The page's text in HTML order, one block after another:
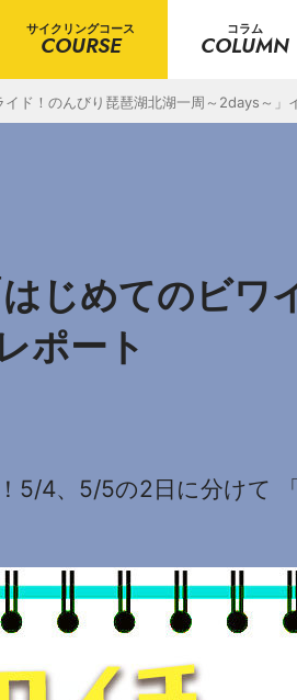
サイクリングコース
COURSE
コラム
COLUMN
ド！のんびり琵琶湖北湖一周～2days～」
じめてのビワ
ポート
5/4、5/5の2日に分けて